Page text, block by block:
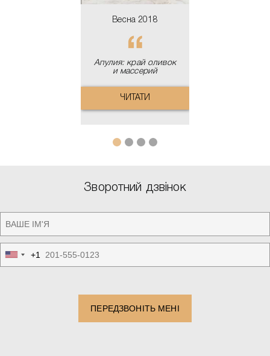
Весна 2018
Апулия: край оливок
и массерий
ЧИТАТИ
Зворотний дзвінок
United
States
+1
ПЕРЕДЗВОНІТЬ МЕНІ